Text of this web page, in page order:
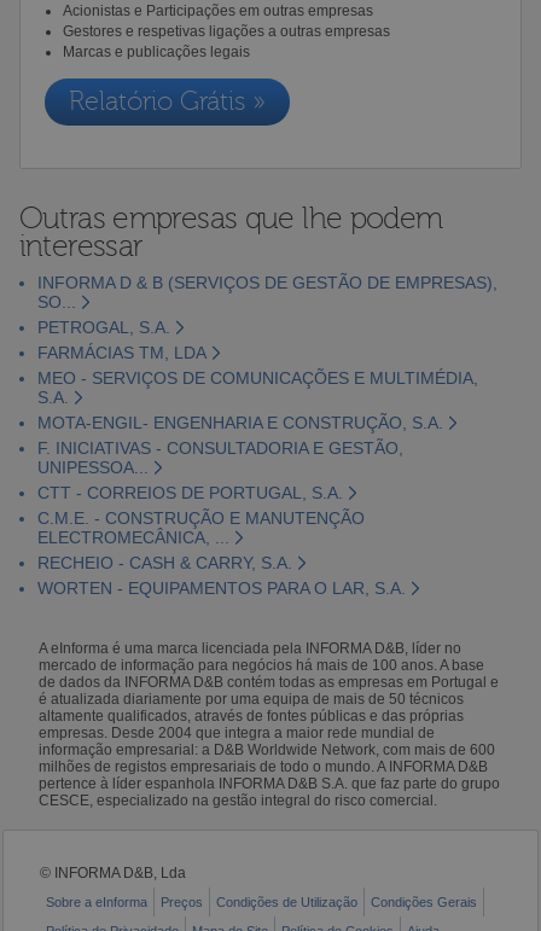
Acionistas e Participações em outras empresas
Gestores e respetivas ligações a outras empresas
Marcas e publicações legais
Relatório Grátis »
Outras empresas que lhe podem
interessar
INFORMA D & B (SERVIÇOS DE GESTÃO DE EMPRESAS),
SO...
PETROGAL, S.A.
FARMÁCIAS TM, LDA
MEO - SERVIÇOS DE COMUNICAÇÕES E MULTIMÉDIA,
S.A.
MOTA-ENGIL- ENGENHARIA E CONSTRUÇÃO, S.A.
F. INICIATIVAS - CONSULTADORIA E GESTÃO,
UNIPESSOA...
CTT - CORREIOS DE PORTUGAL, S.A.
C.M.E. - CONSTRUÇÃO E MANUTENÇÃO
ELECTROMECÂNICA, ...
RECHEIO - CASH & CARRY, S.A.
WORTEN - EQUIPAMENTOS PARA O LAR, S.A.
A eInforma é uma marca licenciada pela INFORMA D&B, líder no
mercado de informação para negócios há mais de 100 anos. A base
de dados da INFORMA D&B contém todas as empresas em Portugal e
é atualizada diariamente por uma equipa de mais de 50 técnicos
altamente qualificados, através de fontes públicas e das próprias
empresas. Desde 2004 que integra a maior rede mundial de
informação empresarial: a D&B Worldwide Network, com mais de 600
milhões de registos empresariais de todo o mundo. A INFORMA D&B
pertence à líder espanhola INFORMA D&B S.A. que faz parte do grupo
CESCE, especializado na gestão integral do risco comercial.
© INFORMA D&B, Lda
Sobre a eInforma Preços Condições de Utilização
Condições Gerais